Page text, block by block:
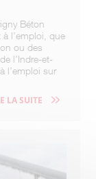
Béton
l’emploi, que
ou des
l’Indre-et-
l’emploi sur
LA SUITE